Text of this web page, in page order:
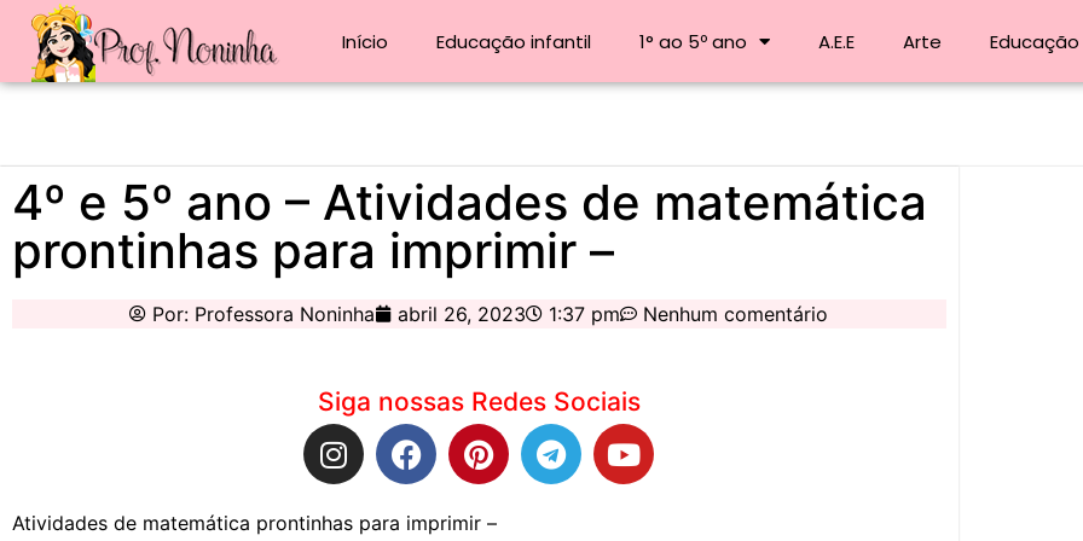
Início Educação infantil 1° ao 5º ano A.E.E Arte Educação
4º e 5º ano – Atividades de matemática
prontinhas para imprimir –
Por: Professora Noninha abril 26, 2023 1:37 pm Nenhum comentário
Siga nossas Redes Sociais
Atividades de matemática prontinhas para imprimir –